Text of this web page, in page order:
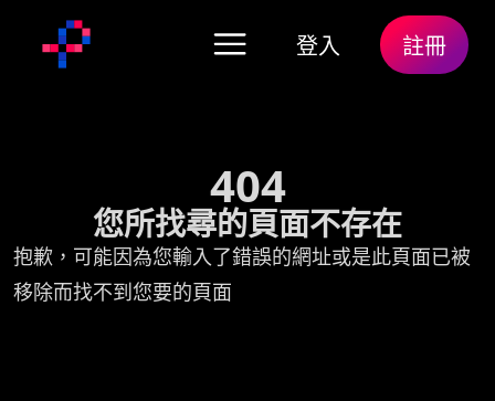
登入 註冊
404
您所找尋的頁面不存在
抱歉，可能因為您輸入了錯誤的網址或是此頁面已被
移除而找不到您要的頁面